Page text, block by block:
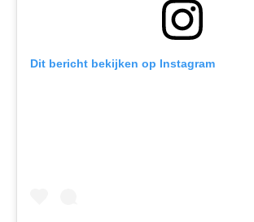
Dit bericht bekijken op Instagram